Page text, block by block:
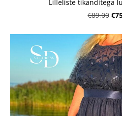
Lilleliste tikanditega
€89,00